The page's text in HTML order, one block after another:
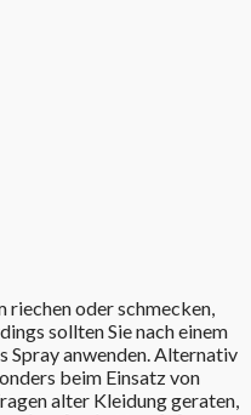
riechen oder schmecken,
sollten Sie nach einem
Spray anwenden. Alternativ
beim Einsatz von
alter Kleidung geraten,